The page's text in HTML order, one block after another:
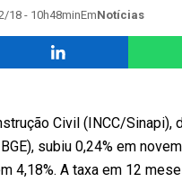
18 - 10h48minEmNotícias
Civil (INCC/
subiu 0,24% em
4,18%. A taxa em 12